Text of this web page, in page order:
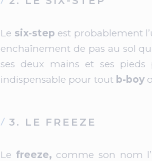
Le six-step est probablement
enchaînement de pas au sol
ses deux mains et ses
indispensable pour tout b-boy
3. LE FREEZE
Le freeze, comme son nom